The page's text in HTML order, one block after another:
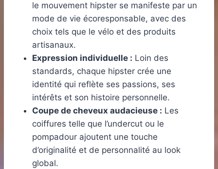
le mouvement hipster se manifeste par un
mode de vie écoresponsable, avec des
choix tels que le vélo et des produits
artisanaux.
Expression individuelle : Loin des
standards, chaque hipster crée une
identité qui reflète ses passions, ses
intérêts et son histoire personnelle.
Coupe de cheveux audacieuse : Les
coiffures telle que l’undercut ou le
pompadour ajoutent une touche
d’originalité et de personnalité au look
global.